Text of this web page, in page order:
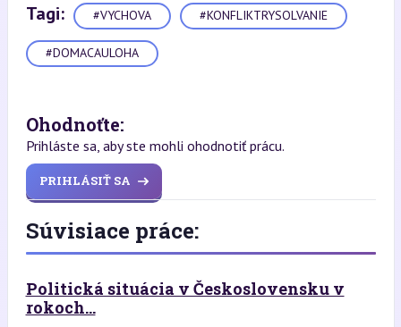
Tagi: #VYCHOVA #KONFLIKTRYSOLVANIE
#DOMACAULOHA
Ohodnoťte:
Prihláste sa, aby ste mohli ohodnotiť prácu.
PRIHLÁSIŤ SA
Súvisiace práce:
Politická situácia v Československu v
rokoch...